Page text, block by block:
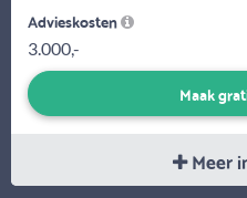
Advieskosten
3.000,-
Maak
Meer